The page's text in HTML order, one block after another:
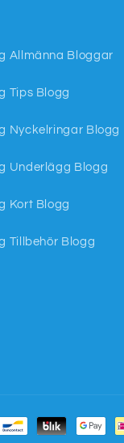
Allmänna Bloggar
Tips Blogg
Nyckelringar Blogg
Underlägg Blogg
Kort Blogg
Tillbehör Blogg